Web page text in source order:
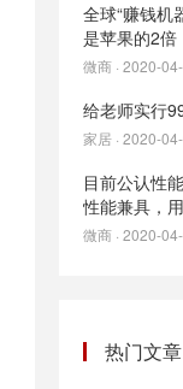
全球“赚钱机
是苹果的2倍
微商 · 2020-
给老师实行
家居 · 2020-
目前公认性
性能兼具，
微商 · 2020-
热门文章